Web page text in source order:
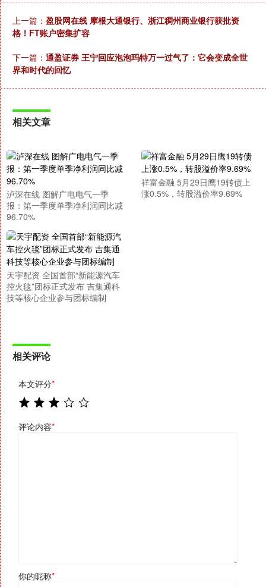
上一篇： 盈股网在线 摩根大通银行、浙江稠州商业银行获批资
格！FT账户密集扩容
下一篇： 通盈证券 王宁回应泡泡玛特万一过气了：它会变成全世
界和时代的回忆
相关文章
泸深在线 图解广电电气一季
报：第一季度单季净利润同比减
96.70%
祥富金融 5月29日鹰19转债上
涨0.5%，转股溢价率9.69%
天宇配资 全国首部“新能源汽车
控火毯”团标正式发布 吉集通科
技等核心企业参与团标编制
相关评论
本文评分*
评论内容*
你的昵称*